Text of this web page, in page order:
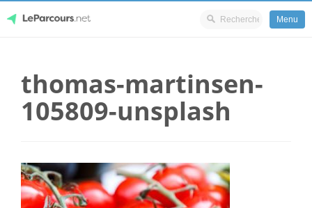
content
Menu
thomas-martinsen-
105809-unsplash